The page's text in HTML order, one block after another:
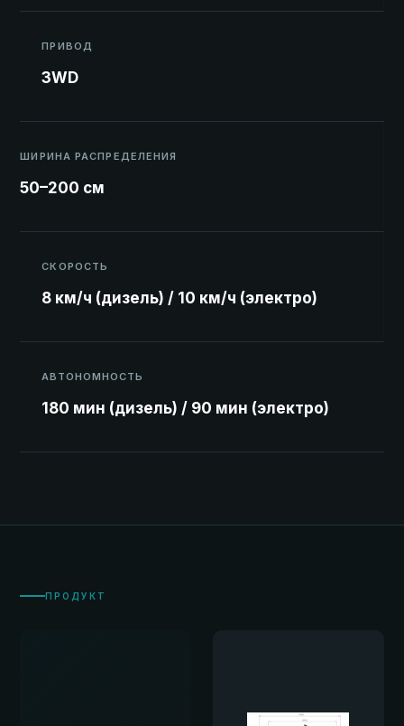
ПРИВОД
3WD
ШИРИНА РАСПРЕДЕЛЕНИЯ
50–200 см
СКОРОСТЬ
8 км/ч (дизель) / 10 км/ч (электро)
АВТОНОМНОСТЬ
180 мин (дизель) / 90 мин (электро)
ПРОДУКТ